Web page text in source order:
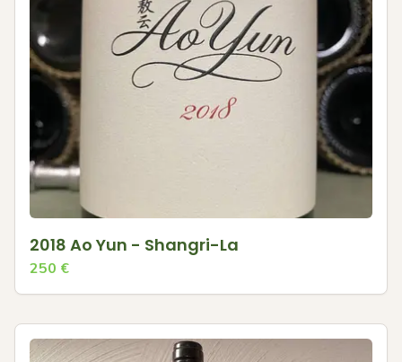
2018 Ao Yun - Shangri-La
250 €